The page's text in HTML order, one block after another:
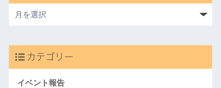
カテゴリー
イベント報告